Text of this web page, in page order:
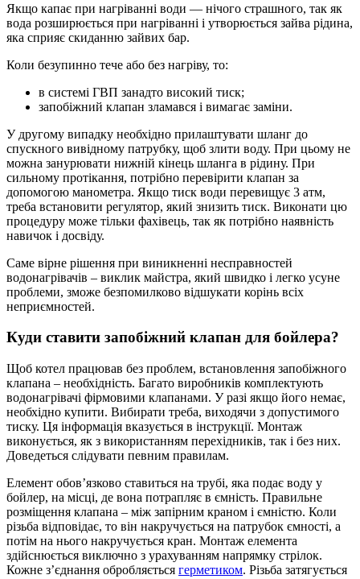
Якщо капає при нагріванні води — нічого страшного, так як
вода розширюється при нагріванні і утворюється зайва рідина,
яка сприяє скиданню зайвих бар.
Коли безупинно тече або без нагріву, то:
в системі ГВП занадто високий тиск;
запобіжний клапан зламався і вимагає заміни.
У другому випадку необхідно прилаштувати шланг до
спускного вивідному патрубку, щоб злити воду. При цьому не
можна занурювати нижній кінець шланга в рідину. При
сильному протікання, потрібно перевірити клапан за
допомогою манометра. Якщо тиск води перевищує 3 атм,
треба встановити регулятор, який знизить тиск. Виконати цю
процедуру може тільки фахівець, так як потрібно наявність
навичок і досвіду.
Саме вірне рішення при виникненні несправностей
водонагрівачів – виклик майстра, який швидко і легко усуне
проблеми, зможе безпомилково відшукати корінь всіх
неприємностей.
Куди ставити запобіжний клапан для бойлера?
Щоб котел працював без проблем, встановлення запобіжного
клапана – необхідність. Багато виробників комплектують
водонагрівачі фірмовими клапанами. У разі якщо його немає,
необхідно купити. Вибирати треба, виходячи з допустимого
тиску. Ця інформація вказується в інструкції. Монтаж
виконується, як з використанням перехідників, так і без них.
Доведеться слідувати певним правилам.
Елемент обов’язково ставиться на трубі, яка подає воду у
бойлер, на місці, де вона потрапляє в ємність. Правильне
розміщення клапана – між запірним краном і ємністю. Коли
різьба відповідає, то він накручується на патрубок ємності, а
потім на нього накручується кран. Монтаж елемента
здійснюється виключно з урахуванням напрямку стрілок.
Кожне з’єднання обробляється герметиком. Різьба затягується